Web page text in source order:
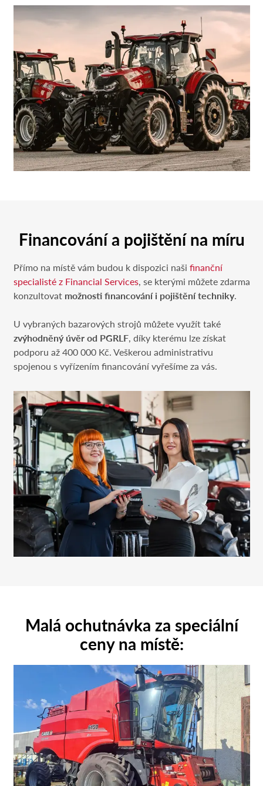
Financování a pojištění na míru
Přímo na místě vám budou k dispozici naši finanční
specialisté z Financial Services, se kterými můžete zdarma
konzultovat možnosti financování i pojištění techniky.
U vybraných bazarových strojů můžete využít také
zvýhodněný úvěr od PGRLF, díky kterému lze získat
podporu až 400 000 Kč. Veškerou administrativu
spojenou s vyřízením financování vyřešíme za vás.
Malá ochutnávka za speciální
ceny na místě: